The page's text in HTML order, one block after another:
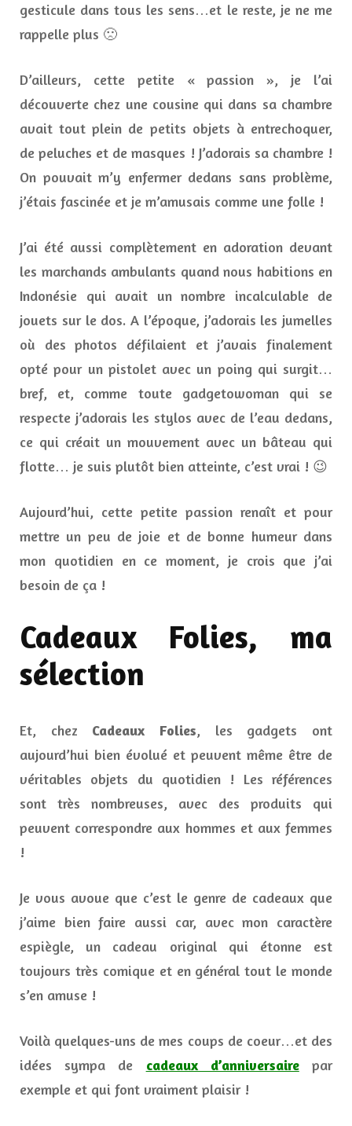
gesticule dans tous les sens…et le reste, je ne me
rappelle plus 🙁
D’ailleurs, cette petite « passion », je l’ai
découverte chez une cousine qui dans sa chambre
avait tout plein de petits objets à entrechoquer,
de peluches et de masques ! J’adorais sa chambre !
On pouvait m’y enfermer dedans sans problème,
j’étais fascinée et je m’amusais comme une folle !
J’ai été aussi complètement en adoration devant
les marchands ambulants quand nous habitions en
Indonésie qui avait un nombre incalculable de
jouets sur le dos. A l’époque, j’adorais les jumelles
où des photos défilaient et j’avais finalement
opté pour un pistolet avec un poing qui surgit…
bref, et, comme toute gadgetowoman qui se
respecte j’adorais les stylos avec de l’eau dedans,
ce qui créait un mouvement avec un bâteau qui
flotte… je suis plutôt bien atteinte, c’est vrai ! 😉
Aujourd’hui, cette petite passion renaît et pour
mettre un peu de joie et de bonne humeur dans
mon quotidien en ce moment, je crois que j’ai
besoin de ça !
Cadeaux Folies, ma
sélection
Et, chez Cadeaux Folies, les gadgets ont
aujourd’hui bien évolué et peuvent même être de
véritables objets du quotidien ! Les références
sont très nombreuses, avec des produits qui
peuvent correspondre aux hommes et aux femmes
!
Je vous avoue que c’est le genre de cadeaux que
j’aime bien faire aussi car, avec mon caractère
espiègle, un cadeau original qui étonne est
toujours très comique et en général tout le monde
s’en amuse !
Voilà quelques-uns de mes coups de coeur…et des
idées sympa de
cadeaux d’anniversairepar
exemple et qui font vraiment plaisir !